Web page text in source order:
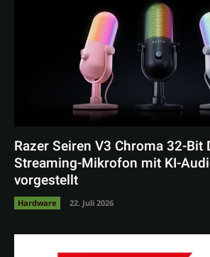
Razer Seiren V3 Chroma 32-Bit
Streaming-Mikrofon mit KI-
vorgestellt
Hardware 22. Juli 2026